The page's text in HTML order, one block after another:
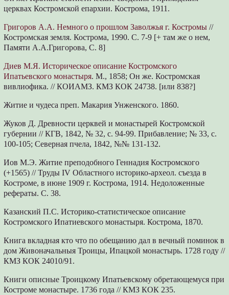
церквах Костромской епархии. Кострома, 1911.
Григоров А.А. Немного о прошлом Заволжья г. Костромы //
Костромская земля. Кострома, 1990. С. 7-9 [+ там же о нем,
Памяти А.А.Григорова, С. 8]
Диев М.Я. Историческое описание Костромского
Ипатьевского монастыря. М., 1858; Он же. Костромская
вивлиофика. // КОИАМЗ. КМЗ КОК 24738. [или 838?]
Житие и чудеса преп. Макария Унженского. 1860.
Жуков Д. Древности церквей и монастырей Костромской
губернии // КГВ, 1842, № 32, с. 94-99. Прибавление; № 33, с.
100-105; Северная пчела, 1842, №№ 131-132.
Иов М.Э. Житие преподобного Геннадия Костромского
(+1565) // Труды IV Областного историко-археол. съезда в
Костроме, в июне 1909 г. Кострома, 1914. Недоложенные
рефераты. С. 38.
Казанский П.С. Историко-статистическое описание
Костромского Ипатиевского монастыря. Кострома, 1870.
Книга вкладная кто что по обещанию дал в вечный поминок в
дом Живоначальныя Троицы, Ипацкой монастырь. 1728 году //
КМЗ КОК 24010/91.
Книги описные Троицкому Ипатьевскому обретающемуся при
Костроме монастыре. 1736 года // КМЗ КОК 235.